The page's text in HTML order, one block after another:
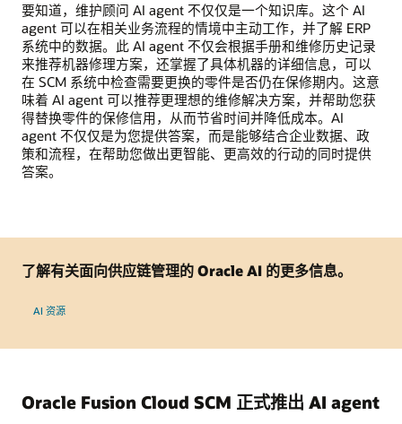
要知道，维护顾问 AI agent 不仅仅是一个知识库。这个 AI
agent 可以在相关业务流程的情境中主动工作，并了解 ERP
系统中的数据。此 AI agent 不仅会根据手册和维修历史记录
来推荐机器修理方案，还掌握了具体机器的详细信息，可以
在 SCM 系统中检查需要更换的零件是否仍在保修期内。这意
味着 AI agent 可以推荐更理想的维修解决方案，并帮助您获
得替换零件的保修信用，从而节省时间并降低成本。AI
agent 不仅仅是为您提供答案，而是能够结合企业数据、政
策和流程，在帮助您做出更智能、更高效的行动的同时提供
答案。
了解有关面向供应链管理的 Oracle AI 的更多信息。
AI 资源
Oracle Fusion Cloud SCM 正式推出 AI agent